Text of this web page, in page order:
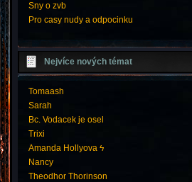
Sny o zvb
Pro casy nudy a odpocinku
Nejvíce nových témat
Tomaash
Sarah
Bc. Vodacek je osel
Trixi
Amanda Hollyova ϟ
Nancy
Theodhor Thorinson